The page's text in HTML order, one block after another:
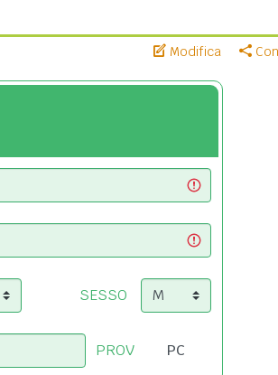
Modifica
SESSO
PROV